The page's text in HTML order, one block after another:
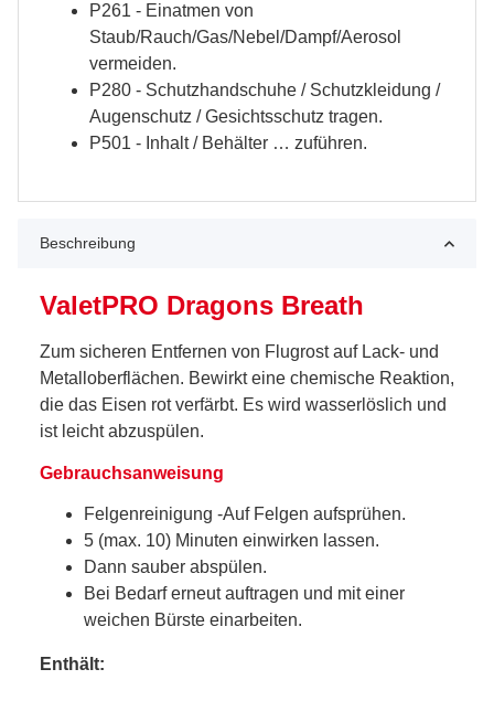
P261 - Einatmen von
Staub/Rauch/Gas/Nebel/Dampf/Aerosol
vermeiden.
P280 - Schutzhandschuhe / Schutzkleidung /
Augenschutz / Gesichtsschutz tragen.
P501 - Inhalt / Behälter … zuführen.
Beschreibung
ValetPRO Dragons Breath
Zum sicheren Entfernen von Flugrost auf Lack- und
Metalloberflächen. Bewirkt eine chemische Reaktion,
die das Eisen rot verfärbt. Es wird wasserlöslich und
ist leicht abzuspülen.
Gebrauchsanweisung
Felgenreinigung -Auf Felgen aufsprühen.
5 (max. 10) Minuten einwirken lassen.
Dann sauber abspülen.
Bei Bedarf erneut auftragen und mit einer
weichen Bürste einarbeiten.
Enthält: